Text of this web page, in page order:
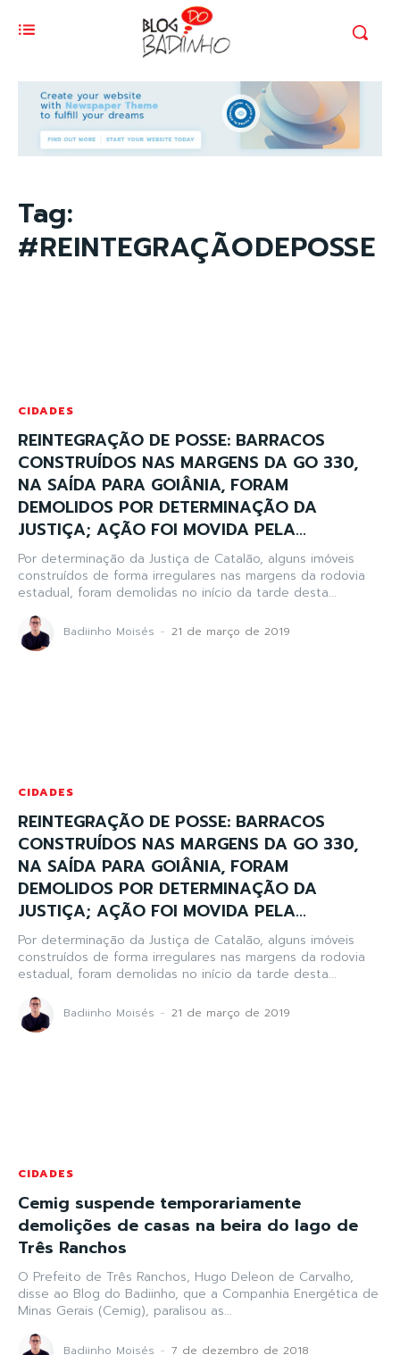
Tag:
#REINTEGRAÇÃODEPOSSE
CIDADES
REINTEGRAÇÃO DE POSSE: BARRACOS
CONSTRUÍDOS NAS MARGENS DA GO 330,
NA SAÍDA PARA GOIÂNIA, FORAM
DEMOLIDOS POR DETERMINAÇÃO DA
JUSTIÇA; AÇÃO FOI MOVIDA PELA...
Por determinação da Justiça de Catalão, alguns imóveis
construídos de forma irregulares nas margens da rodovia
estadual, foram demolidas no início da tarde desta...
Badiinho Moisés - 21 de março de 2019
CIDADES
REINTEGRAÇÃO DE POSSE: BARRACOS
CONSTRUÍDOS NAS MARGENS DA GO 330,
NA SAÍDA PARA GOIÂNIA, FORAM
DEMOLIDOS POR DETERMINAÇÃO DA
JUSTIÇA; AÇÃO FOI MOVIDA PELA...
Por determinação da Justiça de Catalão, alguns imóveis
construídos de forma irregulares nas margens da rodovia
estadual, foram demolidas no início da tarde desta...
Badiinho Moisés - 21 de março de 2019
CIDADES
Cemig suspende temporariamente
demolições de casas na beira do lago de
Três Ranchos
O Prefeito de Três Ranchos, Hugo Deleon de Carvalho,
disse ao Blog do Badiinho, que a Companhia Energética de
Minas Gerais (Cemig), paralisou as...
Badiinho Moisés - 7 de dezembro de 2018